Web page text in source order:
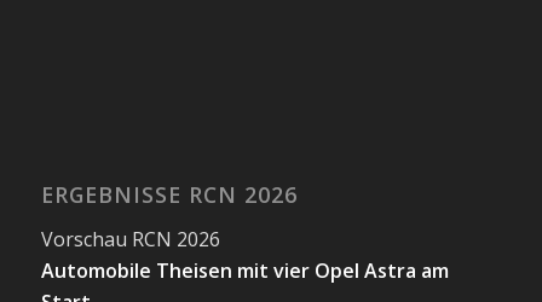
ERGEBNISSE RCN 2026
Vorschau RCN 2026
Automobile Theisen mit vier Opel Astra am